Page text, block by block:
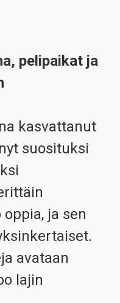
pelipaikat ja
kasvattanut
suosituksi
ja sen
avataan
lajin